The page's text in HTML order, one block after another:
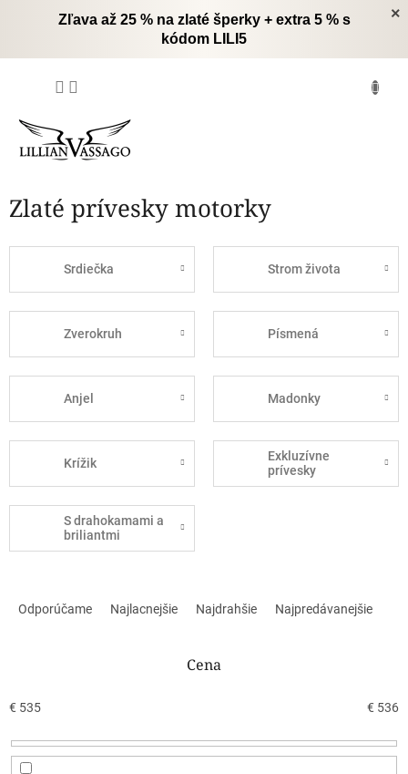
×
Zľava až 25 % na zlaté šperky + extra 5 % s
kódom LILI5
Zlaté prívesky motorky
Srdiečka Strom života
Zverokruh Písmená
Anjel Madonky
Krížik
Exkluzívne
prívesky
S drahokamami a
briliantmi
e
r
Odporúčame Najlacnejšie Najdrahšie Najpredávanejšie
Cena
€ 535 € 536